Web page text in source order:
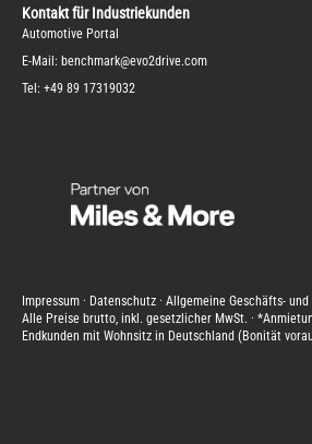
Kontakt für Industriekunden
Automotive Portal
E-Mail: benchmark@evo2drive.com
Tel: +49 89 17319032
Impressum · Datenschutz · Allgemeine Geschäfts-
Alle Preise brutto, inkl. gesetzlicher MwSt. ·
Endkunden mit Wohnsitz in Deutschland (Bonität